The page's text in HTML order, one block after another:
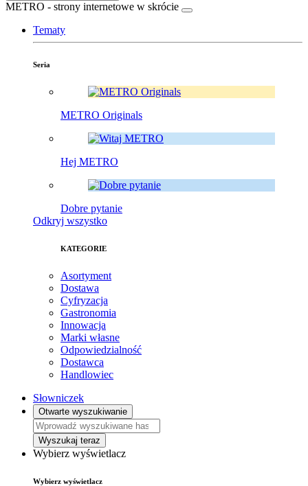
METRO - strony internetowe w skrócie
Tematy
Seria
METRO Originals
Hej METRO
Dobre pytanie
Odkryj wszystko
KATEGORIE
Asortyment
Dostawa
Cyfryzacja
Gastronomia
Innowacja
Marki własne
Odpowiedzialność
Dostawca
Handlowiec
Słowniczek
Otwarte wyszukiwanie
Wyszukaj teraz
Wybierz wyświetlacz
Wybierz wyświetlacz